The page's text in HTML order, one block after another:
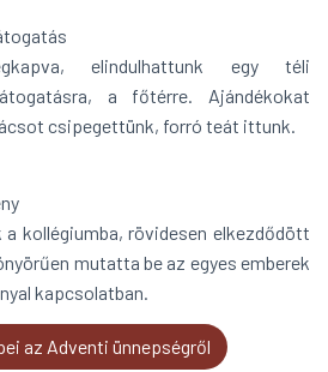
elindulhattunk egy téli
a főtérre. Ajándékokat
csipegettünk, forró teát ittunk.
kollégiumba, rövidesen elkezdődött
mutatta be az egyes emberek
kapcsolatban.
az Adventi ünnepségről